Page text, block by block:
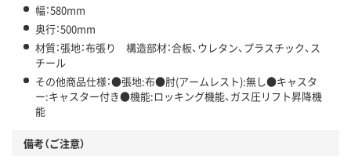
幅：580mm
奥行：500mm
材質：張地：布張り 構造部材：合板、ウレタン、プラスチック、ス
チール
その他商品仕様：●張地:布●肘(アームレスト):無し●キャスタ
ー:キャスター付き●機能:ロッキング機能、ガス圧リフト昇降機
能
備考（ご注意）